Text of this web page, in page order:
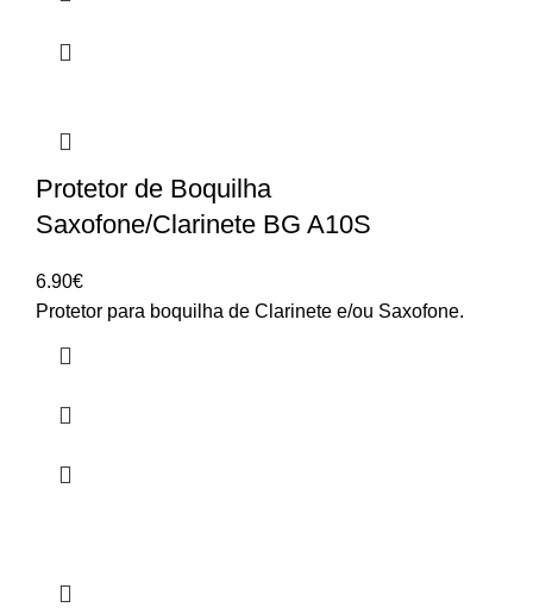
Protetor de Boquilha
Saxofone/Clarinete BG A10S
6.90€
Protetor para boquilha de Clarinete e/ou Saxofone.